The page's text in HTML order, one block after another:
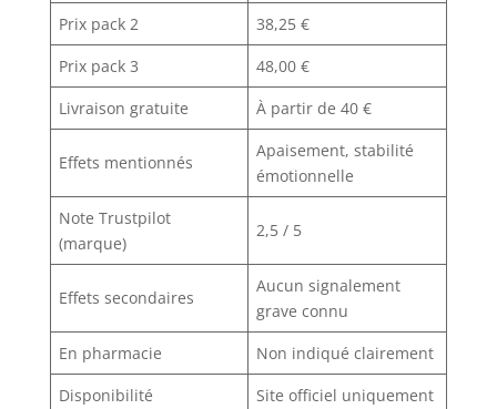
Prix pack 2
38,25 €
Prix pack 3
48,00 €
Livraison gratuite
À partir de 40 €
Effets mentionnés
Apaisement, stabilité
émotionnelle
Note Trustpilot
(marque)
2,5 / 5
Effets secondaires
Aucun signalement
grave connu
En pharmacie
Non indiqué clairement
Disponibilité
Site officiel uniquement